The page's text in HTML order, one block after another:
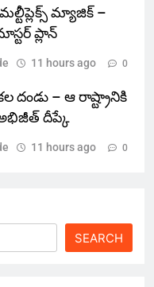
మ్యాజిక్ –
ప్లాన్
11 hours ago 0
దండు – ఆ రాష్ట్రానికి
అభిజీత్ దీప్కే
11 hours ago 0
SEARCH